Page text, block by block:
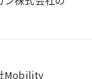
Mobility